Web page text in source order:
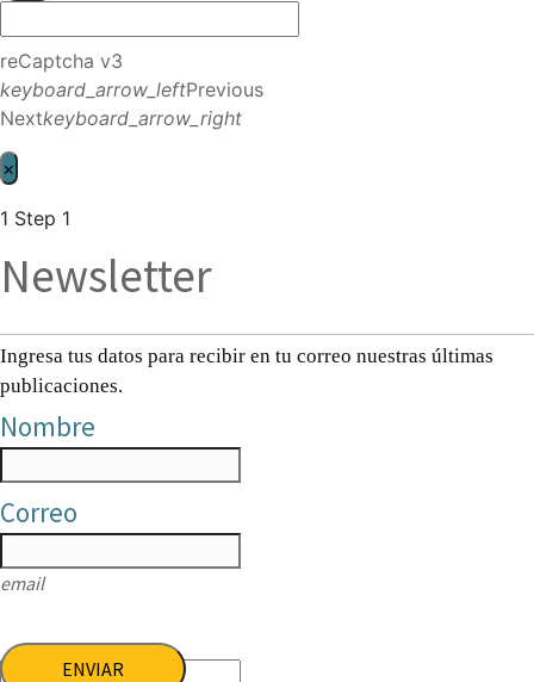
reCaptcha v3
keyboard_arrow_leftPrevious
Nextkeyboard_arrow_right
×
1 Step 1
Newsletter
Ingresa tus datos para recibir en tu correo nuestras últimas
publicaciones.
Nombre
Correo
email
ENVIAR